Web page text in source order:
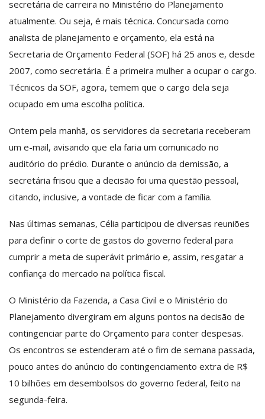
secretária de carreira no Ministério do Planejamento
atualmente. Ou seja, é mais técnica. Concursada como
analista de planejamento e orçamento, ela está na
Secretaria de Orçamento Federal (SOF) há 25 anos e, desde
2007, como secretária. É a primeira mulher a ocupar o cargo.
Técnicos da SOF, agora, temem que o cargo dela seja
ocupado em uma escolha política.
Ontem pela manhã, os servidores da secretaria receberam
um e-mail, avisando que ela faria um comunicado no
auditório do prédio. Durante o anúncio da demissão, a
secretária frisou que a decisão foi uma questão pessoal,
citando, inclusive, a vontade de ficar com a família.
Nas últimas semanas, Célia participou de diversas reuniões
para definir o corte de gastos do governo federal para
cumprir a meta de superávit primário e, assim, resgatar a
confiança do mercado na política fiscal.
O Ministério da Fazenda, a Casa Civil e o Ministério do
Planejamento divergiram em alguns pontos na decisão de
contingenciar parte do Orçamento para conter despesas.
Os encontros se estenderam até o fim de semana passada,
pouco antes do anúncio do contingenciamento extra de R$
10 bilhões em desembolsos do governo federal, feito na
segunda-feira.